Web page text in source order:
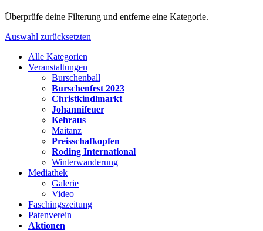
Überprüfe deine Filterung und entferne eine Kategorie.
Auswahl zurücksetzten
Alle Kategorien
Veranstaltungen
Burschenball
Burschenfest 2023
Christkindlmarkt
Johannifeuer
Kehraus
Maitanz
Preisschafkopfen
Roding International
Winterwanderung
Mediathek
Galerie
Video
Faschingszeitung
Patenverein
Aktionen